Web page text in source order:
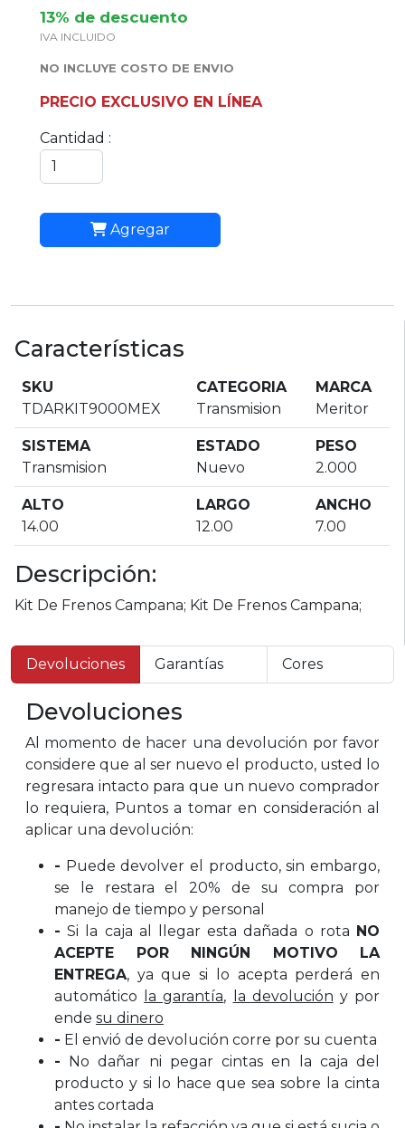
13% de descuento
IVA INCLUIDO
NO INCLUYE COSTO DE ENVIO
PRECIO EXCLUSIVO EN LÍNEA
Cantidad :
Agregar
Características
SKU
TDARKIT9000MEX
CATEGORIA
Transmision
MARCA
Meritor
SISTEMA
Transmision
ESTADO
Nuevo
PESO
2.000
ALTO
14.00
LARGO
12.00
ANCHO
7.00
Descripción:
Kit De Frenos Campana; Kit De Frenos Campana;
Devoluciones Garantías Cores
Devoluciones
Al momento de hacer una devolución por favor
considere que al ser nuevo el producto, usted lo
regresara intacto para que un nuevo comprador
lo requiera, Puntos a tomar en consideración al
aplicar una devolución:
- Puede devolver el producto, sin embargo,
se le restara el 20% de su compra por
manejo de tiempo y personal
- Si la caja al llegar esta dañada o rota NO
ACEPTE POR NINGÚN MOTIVO LA
ENTREGA, ya que si lo acepta perderá en
automático
la garantía, la devolución y por
ende su dinero
- El envió de devolución corre por su cuenta
- No dañar ni pegar cintas en la caja del
producto y si lo hace que sea sobre la cinta
antes cortada